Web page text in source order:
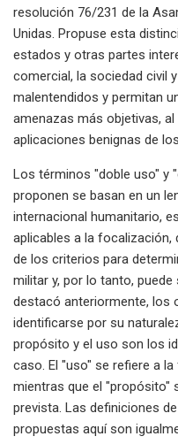
resolución 76/231 de la
Unidas. Propuse esta
estados y otras partes
comercial, la sociedad civil
malentendidos y permitan
amenazas más objetivas,
aplicaciones benignas de
Los términos "doble uso" y
proponen se basan en un
internacional humanitario,
aplicables a la
de los criterios para
militar y, por lo tanto,
destacó anteriormente, los
identificarse por su
propósito y el uso son los
caso. El "uso" se refiere a
mientras que el "propósito"
prevista. Las definiciones
propuestas aquí son